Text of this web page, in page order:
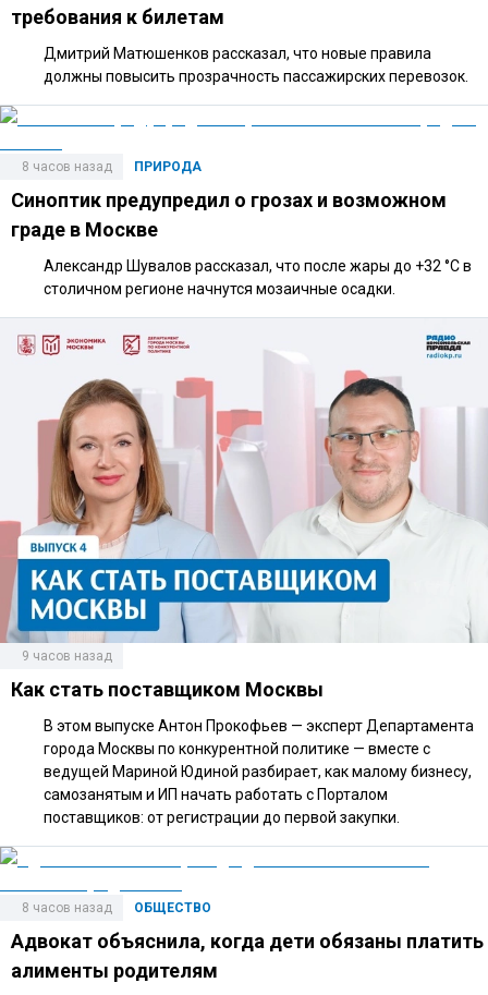
требования к билетам
Дмитрий Матюшенков рассказал, что новые правила
должны повысить прозрачность пассажирских перевозок.
ПРИРОДА
8 часов назад
Синоптик предупредил о грозах и возможном
граде в Москве
Александр Шувалов рассказал, что после жары до +32 °C в
столичном регионе начнутся мозаичные осадки.
9 часов назад
Как стать поставщиком Москвы
В этом выпуске Антон Прокофьев — эксперт Департамента
города Москвы по конкурентной политике — вместе с
ведущей Мариной Юдиной разбирает, как малому бизнесу,
самозанятым и ИП начать работать с Порталом
поставщиков: от регистрации до первой закупки.
ОБЩЕСТВО
8 часов назад
Адвокат объяснила, когда дети обязаны платить
алименты родителям